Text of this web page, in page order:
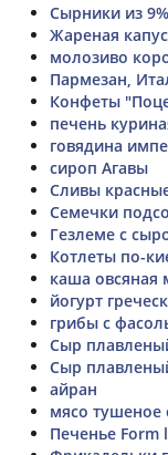
Сырники из
Жареная
молозиво
Пармезан,
Конфеты
печень
говядина
сироп Агавы
Сливы
Семечки
Гезлеме с
Котлеты по-
каша овсяная
йогурт
грибы с
Сыр
Сыр
айран
мясо
Печенье Form